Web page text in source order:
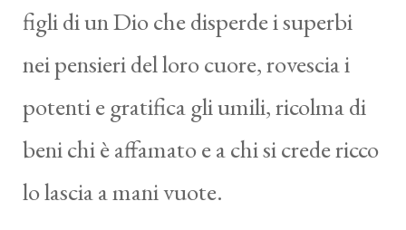
figli di un Dio che disperde i superbi
nei pensieri del loro cuore, rovescia i
potenti e gratifica gli umili, ricolma di
beni chi è affamato e a chi si crede ricco
lo lascia a mani vuote.